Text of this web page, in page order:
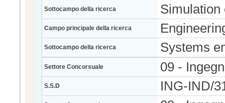
Sottocampo della ricerca Simulation
Campo principale della ricerca
Sottocampo della ricerca Systems
Settore Concorsuale 09 -
S.S.D ING-IND/